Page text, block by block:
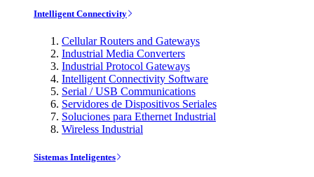
Intelligent Connectivity
Cellular Routers and Gateways
Industrial Media Converters
Industrial Protocol Gateways
Intelligent Connectivity Software
Serial / USB Communications
Servidores de Dispositivos Seriales
Soluciones para Ethernet Industrial
Wireless Industrial
Sistemas Inteligentes